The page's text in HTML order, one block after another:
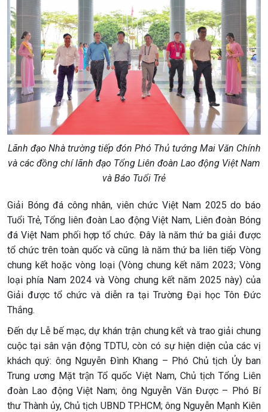
Lãnh đạo Nhà trường tiếp đón Phó Thủ tướng Mai Văn Chính
và các đồng chí lãnh đạo Tổng Liên đoàn Lao động Việt Nam
và Báo Tuổi Trẻ
Giải Bóng đá công nhân, viên chức Việt Nam 2025 do báo
Tuổi Trẻ, Tổng liên đoàn Lao động Việt Nam, Liên đoàn Bóng
đá Việt Nam phối hợp tổ chức. Đây là năm thứ ba giải được
tổ chức trên toàn quốc và cũng là năm thứ ba liên tiếp Vòng
chung kết hoặc vòng loại (Vòng chung kết năm 2023; Vòng
loại phía Nam 2024 và Vòng chung kết năm 2025 này) của
Giải được tổ chức và diễn ra tại Trường Đại học Tôn Đức
Thắng.
Đến dự Lễ bế mạc, dự khán trận chung kết và trao giải chung
cuộc tại sân vận động TDTU, còn có sự hiện diện của các vị
khách quý: ông Nguyễn Đình Khang – Phó Chủ tịch Ủy ban
Trung ương Mặt trận Tổ quốc Việt Nam, Chủ tịch Tổng Liên
đoàn Lao động Việt Nam; ông Nguyễn Văn Được – Phó Bí
thư Thành ủy, Chủ tịch UBND TP.HCM; ông Nguyễn Mạnh Kiên